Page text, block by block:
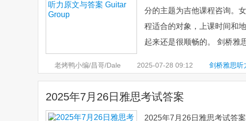
分的主题为吉他课程咨询。
程适合的对象，上课时间和
起来还是很顺畅的。 剑桥雅
老烤鸭小编/昌哥/Dale 2025-07-28 09:12 剑桥雅思听
案
2025年7月26日雅思考试答案
2025年7月26日雅思考试答